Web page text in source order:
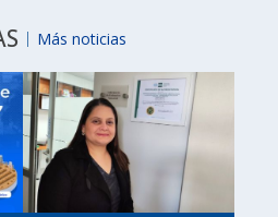
Más noticias